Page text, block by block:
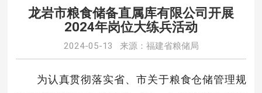
龙岩市粮食储备直属库有限公司开展
2024年岗位大练兵活动
2024-05-13 来源：福建省粮储局
为认真贯彻落实省、市关于粮食仓储管理规